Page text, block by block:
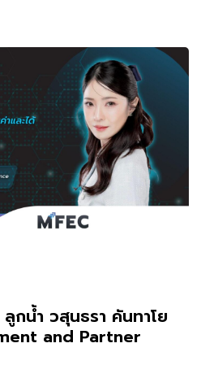
กน้ำ วสุนธรา คันทาโย
and Partner